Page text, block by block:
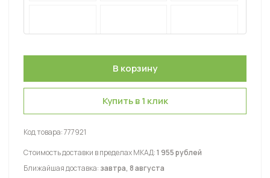
Купить в 1 клик
Код товара:777921
Стоимость доставки в пределах МКАД:1 955 рублей
Ближайшая доставка: завтра, 8 августа